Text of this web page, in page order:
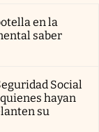
en la
saber
Social
hayan
su